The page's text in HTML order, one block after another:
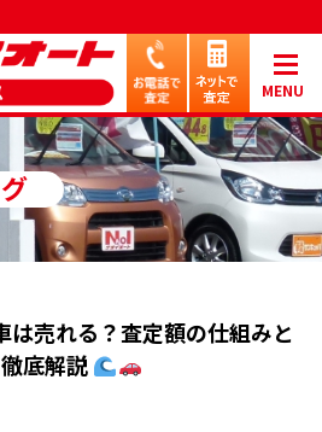
MENU
は売れる？査定額の仕組みと
底解説